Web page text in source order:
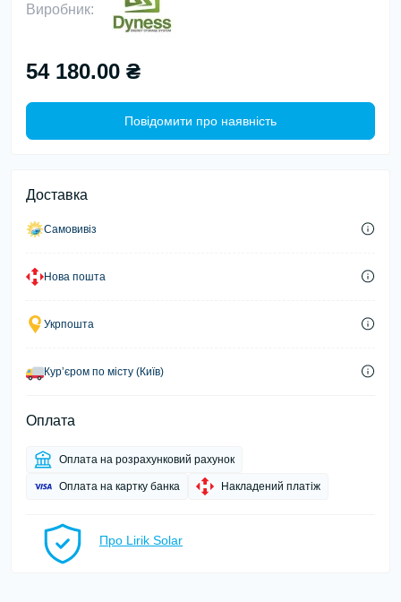
Виробник:
54 180.00 ₴
Повідомити про наявність
Доставка
Самовивіз
Нова пошта
Укрпошта
Курʼєром по місту (Київ)
Оплата
Оплата на розрахунковий рахунок
Оплата на картку банка Накладений платіж
Про Lirik Solar